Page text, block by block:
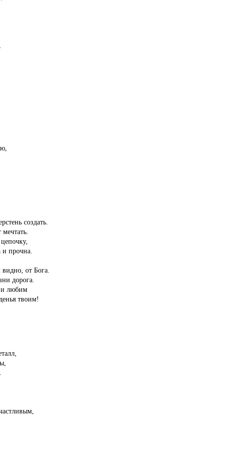
создать.
и прочна.
от Бога.
дорога.
и любим
твоим!